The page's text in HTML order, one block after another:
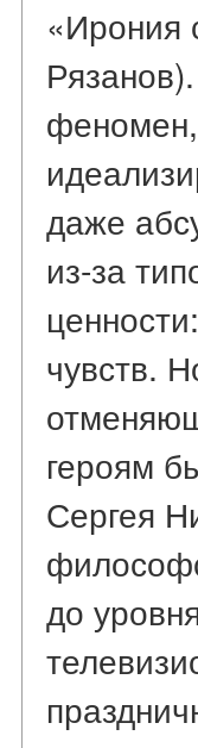
«Ирония
феномен,
даже
из-за
чувств.
героям
Сергея
до